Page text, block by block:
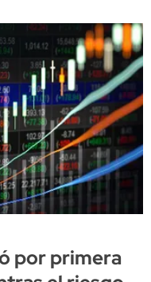
por primera